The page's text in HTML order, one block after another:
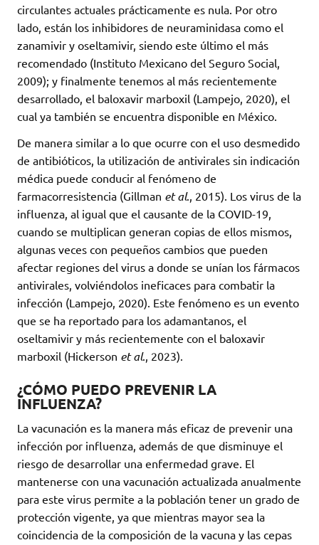
circulantes actuales prácticamente es nula. Por otro
lado, están los inhibidores de neuraminidasa como el
zanamivir y oseltamivir, siendo este último el más
recomendado (Instituto Mexicano del Seguro Social,
2009); y finalmente tenemos al más recientemente
desarrollado, el baloxavir marboxil (Lampejo, 2020), el
cual ya también se encuentra disponible en México.
De manera similar a lo que ocurre con el uso desmedido
de antibióticos, la utilización de antivirales sin indicación
médica puede conducir al fenómeno de
farmacorresistencia (Gillman et al., 2015). Los virus de la
influenza, al igual que el causante de la COVID-19,
cuando se multiplican generan copias de ellos mismos,
algunas veces con pequeños cambios que pueden
afectar regiones del virus a donde se unían los fármacos
antivirales, volviéndolos ineficaces para combatir la
infección (Lampejo, 2020). Este fenómeno es un evento
que se ha reportado para los adamantanos, el
oseltamivir y más recientemente con el baloxavir
marboxil (Hickerson et al., 2023).
¿CÓMO PUEDO PREVENIR LA
INFLUENZA?
La vacunación es la manera más eficaz de prevenir una
infección por influenza, además de que disminuye el
riesgo de desarrollar una enfermedad grave. El
mantenerse con una vacunación actualizada anualmente
para este virus permite a la población tener un grado de
protección vigente, ya que mientras mayor sea la
coincidencia de la composición de la vacuna y las cepas